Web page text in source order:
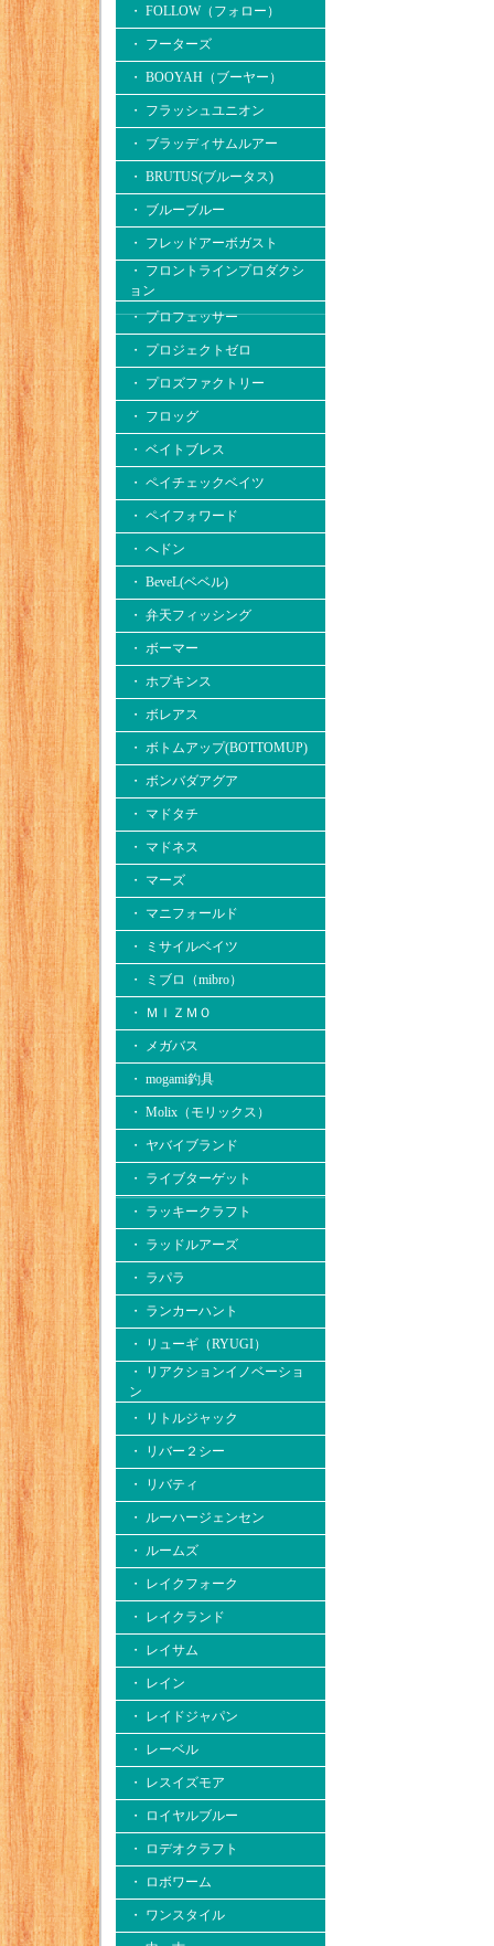
・ FOLLOW（フォロー）
・ フーターズ
・ BOOYAH（ブーヤー）
・ フラッシュユニオン
・ ブラッディサムルアー
・ BRUTUS(ブルータス)
・ ブルーブルー
・ フレッドアーボガスト
・ フロントラインプロダクシ
ョン
・ プロフェッサー
・ プロジェクトゼロ
・ プロズファクトリー
・ フロッグ
・ ベイトブレス
・ ペイチェックベイツ
・ ペイフォワード
・ へドン
・ BeveL(ベベル)
・ 弁天フィッシング
・ ボーマー
・ ホプキンス
・ ボレアス
・ ボトムアップ(BOTTOMUP)
・ ボンバダアグア
・ マドタチ
・ マドネス
・ マーズ
・ マニフォールド
・ ミサイルベイツ
・ ミブロ（mibro）
・ ＭＩＺＭＯ
・ メガバス
・ mogami釣具
・ Molix（モリックス）
・ ヤバイブランド
・ ライブターゲット
・ ラッキークラフト
・ ラッドルアーズ
・ ラパラ
・ ランカーハント
・ リューギ（RYUGI）
・ リアクションイノベーショ
ン
・ リトルジャック
・ リバー２シー
・ リバティ
・ ルーハージェンセン
・ ルームズ
・ レイクフォーク
・ レイクランド
・ レイサム
・ レイン
・ レイドジャパン
・ レーベル
・ レスイズモア
・ ロイヤルブルー
・ ロデオクラフト
・ ロボワーム
・ ワンスタイル